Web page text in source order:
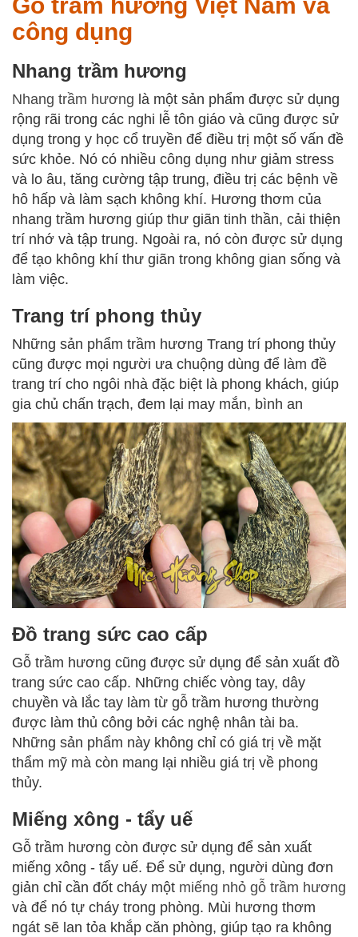
Gỗ trầm hương Việt Nam và
công dụng
Nhang trầm hương
Nhang trầm hương là một sản phẩm được sử dụng
rộng rãi trong các nghi lễ tôn giáo và cũng được sử
dụng trong y học cổ truyền để điều trị một số vấn đề
sức khỏe. Nó có nhiều công dụng như giảm stress
và lo âu, tăng cường tập trung, điều trị các bệnh về
hô hấp và làm sạch không khí. Hương thơm của
nhang trầm hương giúp thư giãn tinh thần, cải thiện
trí nhớ và tập trung. Ngoài ra, nó còn được sử dụng
để tạo không khí thư giãn trong không gian sống và
làm việc.
Trang trí phong thủy
Những sản phẩm trầm hương Trang trí phong thủy
cũng được mọi người ưa chuộng dùng để làm đề
trang trí cho ngôi nhà đặc biệt là phong khách, giúp
gia chủ chấn trạch, đem lại may mắn, bình an
Đồ trang sức cao cấp
Gỗ trầm hương cũng được sử dụng để sản xuất đồ
trang sức cao cấp. Những chiếc vòng tay, dây
chuyền và lắc tay làm từ gỗ trầm hương thường
được làm thủ công bởi các nghệ nhân tài ba.
Những sản phẩm này không chỉ có giá trị về mặt
thẩm mỹ mà còn mang lại nhiều giá trị về phong
thủy.
Miếng xông - tẩy uế
Gỗ trầm hương còn được sử dụng để sản xuất
miếng xông - tẩy uế. Để sử dụng, người dùng đơn
giản chỉ cần đốt cháy một miếng nhỏ gỗ trầm hương
và để nó tự cháy trong phòng. Mùi hương thơm
ngát sẽ lan tỏa khắp căn phòng, giúp tạo ra không